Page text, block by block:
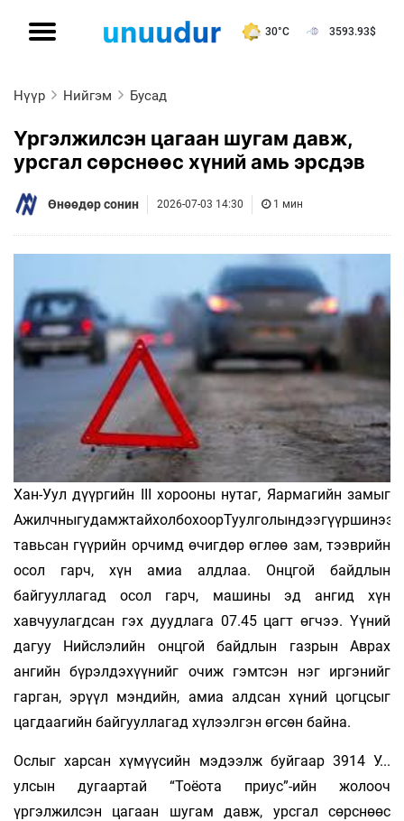
30°C 3593.93$
Нүүр Нийгэм Бусад
Үргэлжилсэн цагаан шугам давж,
урсгал сөрснөөс хүний амь эрсдэв
Өнөөдөр сонин 2026-07-03 14:30 1 мин
Хан-Уул дүүргийн III хорооны нутаг, Яармагийн замыг
АжилчныгудамжтайхолбохоорТуулголындээгүүршинээр
тавьсан гүүрийн орчимд өчигдөр өглөө зам, тээврийн
осол гарч, хүн амиа алдлаа. Онцгой байдлын
байгууллагад осол гарч, машины эд ангид хүн
хавчуулагдсан гэх дуудлага 07.45 цагт өгчээ. Үүний
дагуу Нийслэлийн онцгой байдлын газрын Аврах
ангийн бүрэлдэхүүнийг очиж гэмтсэн нэг иргэнийг
гарган, эрүүл мэндийн, амиа алдсан хүний цогцсыг
цагдаагийн байгууллагад хүлээлгэн өгсөн байна.
Ослыг харсан хүмүүсийн мэдээлж буйгаар 3914 У...
улсын дугаартай “Тоёота приус”-ийн жолооч
үргэлжилсэн ца­гаан шугам давж, урсгал сөрснөөс